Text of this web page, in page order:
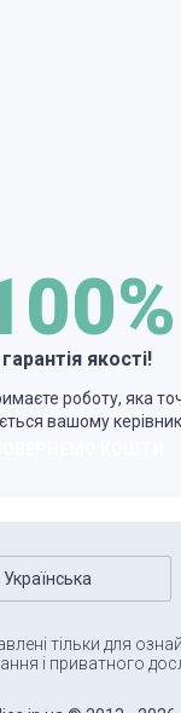
гарантія якості!
роботу, яка
вашому
Українська
тільки для
і приватного